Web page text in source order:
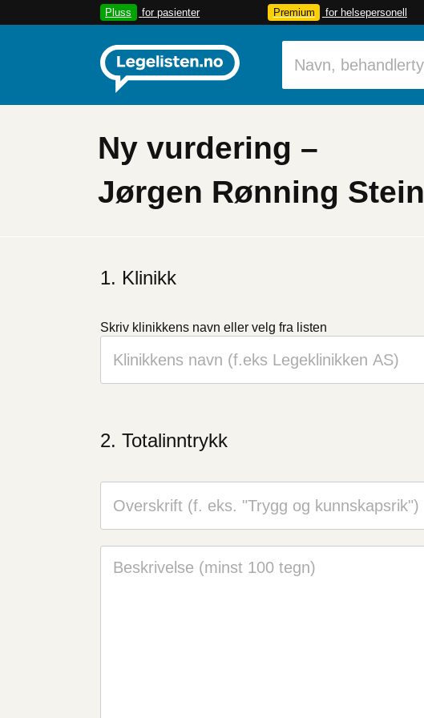
Pluss for pasienter Premium for helsepersonell
Ny vurdering –
Jørgen Rønning Stein
Klinikk
Skriv klinikkens navn eller velg fra listen
Totalinntrykk